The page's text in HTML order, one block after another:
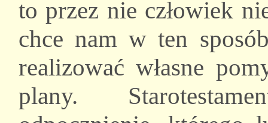
to przez nie człowiek
chce nam w ten
realizować własne
plany.